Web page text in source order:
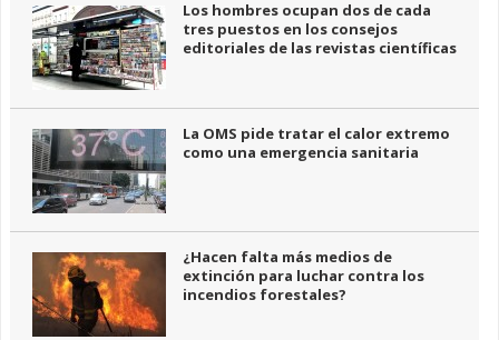
Los hombres ocupan dos de cada
tres puestos en los consejos
editoriales de las revistas científicas
La OMS pide tratar el calor extremo
como una emergencia sanitaria
¿Hacen falta más medios de
extinción para luchar contra los
incendios forestales?